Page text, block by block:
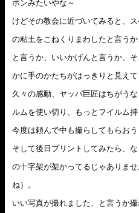
ポンみたいやな～
けどその教会に近づいてみると、
の粘土をこねくりまわしたと言う
と言うか、いいかげんと言うか、
かに手のかたちがはっきりと見えて
久々の感動、ヤッパ巨匠はちがう
ルムを使い切り、もっとフイルム
今度は頼んで中も撮らしてもらおう
そして後日プリントしてみたら、
の十字架が架かってるじゃありま
ね）。
いい写真が撮れました、と言うか撮